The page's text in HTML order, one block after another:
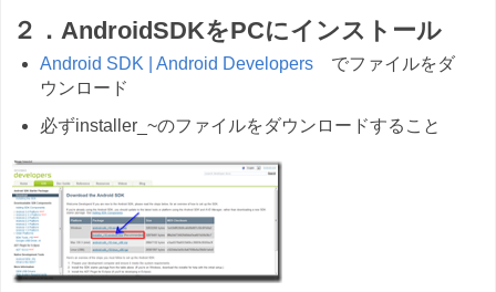
２．AndroidSDKをPCにインストール
Android SDK | Android Developersでファイルをダ
ウンロード
必ずinstaller_~のファイルをダウンロードすること